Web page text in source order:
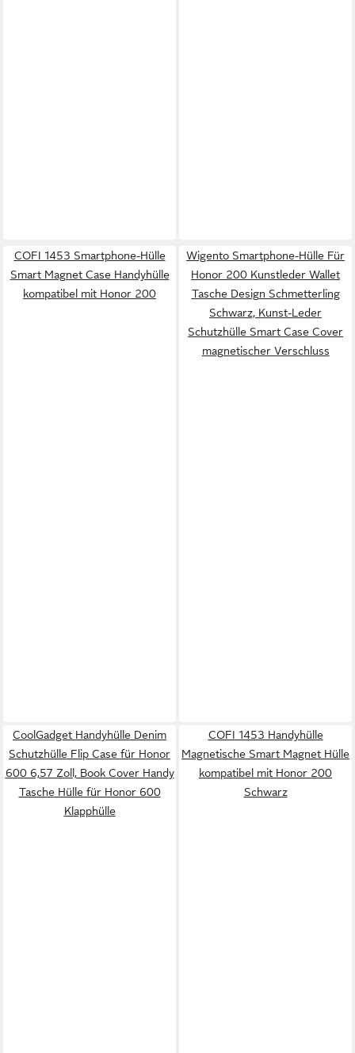
COFI 1453 Smartphone-Hülle
Smart Magnet Case Handyhülle
kompatibel mit Honor 200
Wigento Smartphone-Hülle Für
Honor 200 Kunstleder Wallet
Tasche Design Schmetterling
Schwarz, Kunst-Leder
Schutzhülle Smart Case Cover
magnetischer Verschluss
CoolGadget Handyhülle Denim
Schutzhülle Flip Case für Honor
600 6,57 Zoll, Book Cover Handy
Tasche Hülle für Honor 600
Klapphülle
COFI 1453 Handyhülle
Magnetische Smart Magnet Hülle
kompatibel mit Honor 200
Schwarz